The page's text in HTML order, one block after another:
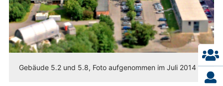
Gebäude 5.2 und 5.8, Foto aufgenommen im Juli 2014